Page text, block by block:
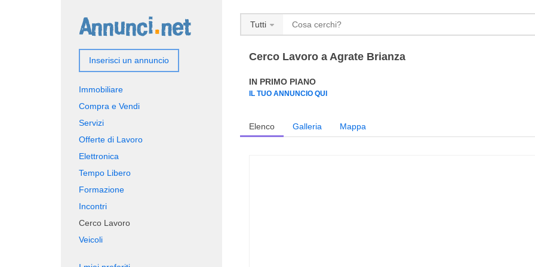
Tutti
Cerco Lavoro a Agrate Brianza
IN PRIMO PIANO
IL TUO ANNUNCIO QUI
Elenco Galleria Mappa
Inserisci un annuncio
Immobiliare
Compra e Vendi
Servizi
Offerte di Lavoro
Elettronica
Tempo Libero
Formazione
Incontri
Cerco Lavoro
Veicoli